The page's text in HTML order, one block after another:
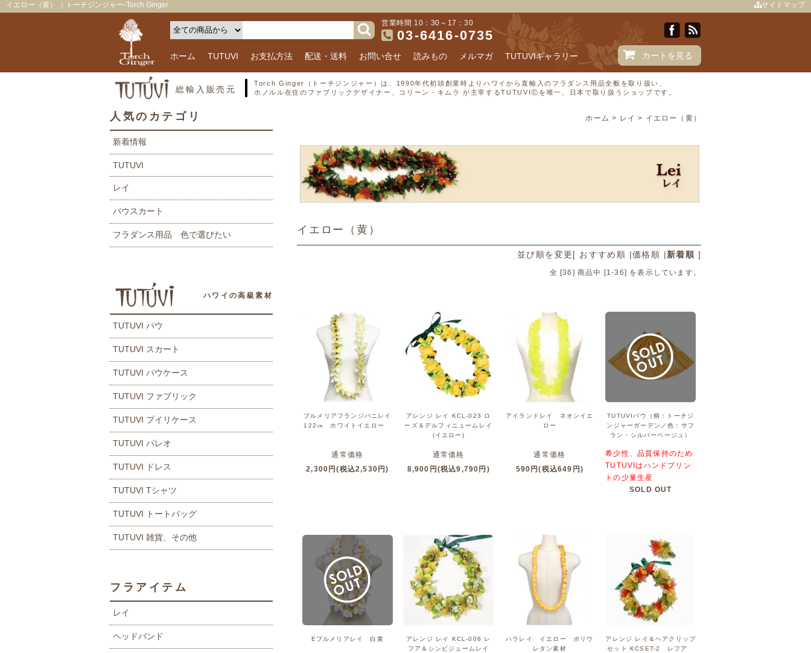
イエロー（黄） ｜トーチジンジャー-Torch Ginger サイトマップ
営業時間 10：30～17：30
03-6416-0735
ホーム TUTUVI お支払方法 配送・送料 お問い合せ 読みもの メルマガ TUTUVIギャラリー カートを見る
総輸入販売元
Torch Ginger（トーチジンジャー）は、1990年代初頭創業時よりハワイから直輸入のフラダンス用品全般を取り扱い、
ホノルル在住のファブリックデザイナー、コリーン・キムラ が主宰するTUTUVIⒸを唯一、日本で取り扱うショップです。
ホーム > レイ > イエロー（黄）
イエロー（黄）
並び順を変更[ おすすめ順 |価格順 |新着順 ]
全 [36 ] 商品中 [1-36] を表示しています。
プルメリアフランジパニレイ
122㎝ ホワイトイエロー
通常価格
2,300円(税込2,530円)
アレンジ レイ KCL-023 ロ
ーズ＆デルフィニュームレイ
(イエロー)
通常価格
8,900円(税込9,790円)
アイランドレイ ネオンイエ
ロー
通常価格
590円(税込649円)
TUTUVIパウ（柄：トーチジ
ンジャーガーデン／色：サフ
ラン・シルバーベージュ）
希少性、品質保持のため
TUTUVIはハンドプリン
トの少量生産
SOLD OUT
Eプルメリアレイ 白黄
アレンジ レイ KCL-006 レ
フア＆シンビジュームレイ
ハラレイ イエロー ポリウ
レタン素材
アレンジ レイ＆ヘアクリップ
セット KCSET-2 レフア
人気のカテゴリ
新着情報
TUTUVI
レイ
パウスカート
フラダンス用品 色で選びたい
ハワイの高級素材
TUTUVI パウ
TUTUVI スカート
TUTUVI パウケース
TUTUVI ファブリック
TUTUVI プイリケース
TUTUVI パレオ
TUTUVI ドレス
TUTUVI Tシャツ
TUTUVI トートバッグ
TUTUVI 雑貨、その他
フラアイテム
レイ
ヘッドバンド